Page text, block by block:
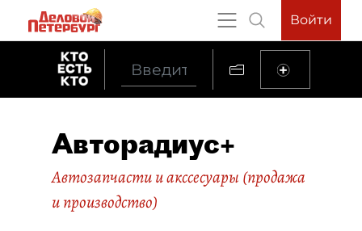
Войти
Авторадиус+
Автозапчасти и акссесуары (продажа
и производство)